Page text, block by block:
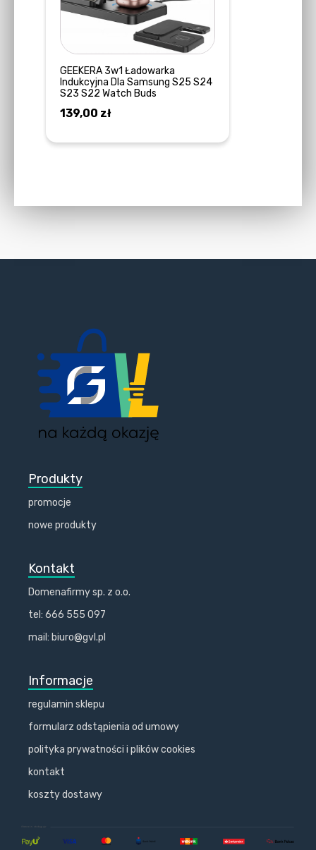
GEEKERA 3w1 Ładowarka
Indukcyjna Dla Samsung S25 S24
S23 S22 Watch Buds
139,00 zł
Produkty
promocje
nowe produkty
Kontakt
Domenafirmy sp. z o.o.
tel: 666 555 097
mail: biuro@gvl.pl
Informacje
regulamin sklepu
formularz odstąpienia od umowy
polityka prywatności i plików cookies
kontakt
koszty dostawy